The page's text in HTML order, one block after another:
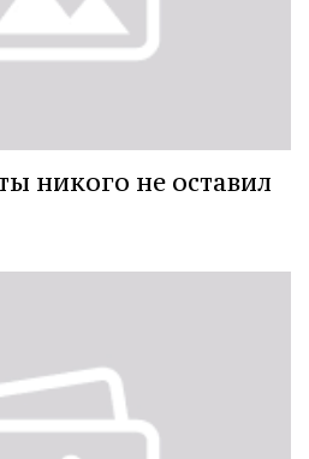
никого не оставил